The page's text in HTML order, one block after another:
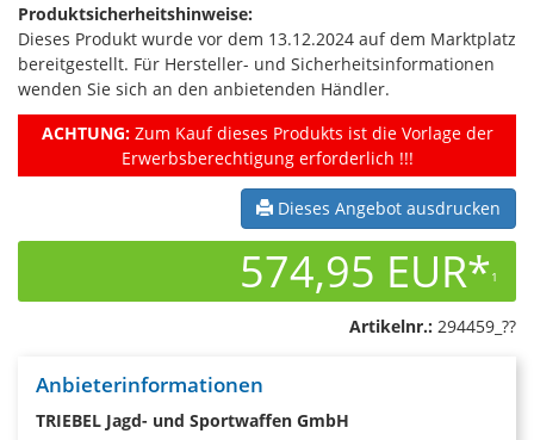
Produktsicherheitshinweise:
Dieses Produkt wurde vor dem 13.12.2024 auf dem Marktplatz
bereitgestellt. Für Hersteller- und Sicherheitsinformationen
wenden Sie sich an den anbietenden Händler.
ACHTUNG:Zum Kauf dieses Produkts ist die Vorlage der
Erwerbsberechtigung erforderlich !!!
Dieses Angebot ausdrucken
574,95 EUR*1
Artikelnr.: 294459_??
Anbieterinformationen
TRIEBEL Jagd- und Sportwaffen GmbH